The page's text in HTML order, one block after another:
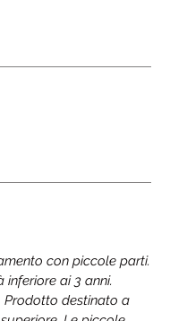
con piccole parti.
ai 3 anni.
Prodotto destinato a